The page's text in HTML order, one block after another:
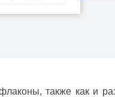
также как и